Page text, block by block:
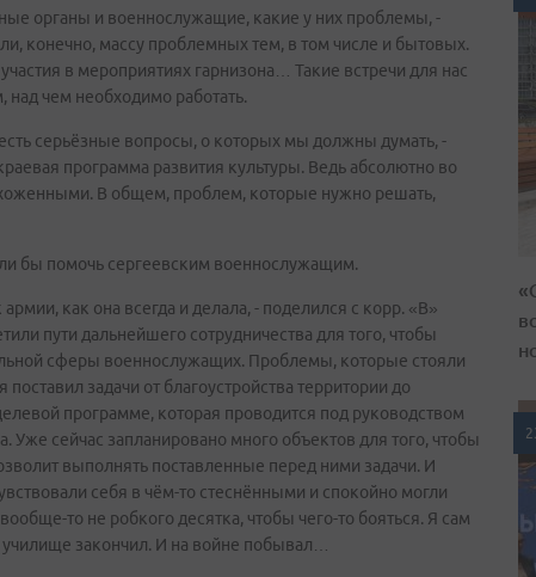
органы и военнослужащие, какие у них проблемы, -
конечно, массу проблемных тем, в том числе и бытовых.
в мероприятиях гарнизона… Такие встречи для нас
чем необходимо работать.
серьёзные вопросы, о которых мы должны думать, -
программа развития культуры. Ведь абсолютно во
В общем, проблем, которые нужно решать,
бы помочь сергеевским военнослужащим.
как она всегда и делала, - поделился с корр. «В»
пути дальнейшего сотрудничества для того, чтобы
сферы военнослужащих. Проблемы, которые стояли
задачи от благоустройства территории до
программе, которая проводится под руководством
сейчас запланировано много объектов для того, чтобы
выполнять поставленные перед ними задачи. И
себя в чём-то стеснёнными и спокойно могли
то не робкого десятка, чтобы чего-то бояться. Я сам
закончил. И на войне побывал…